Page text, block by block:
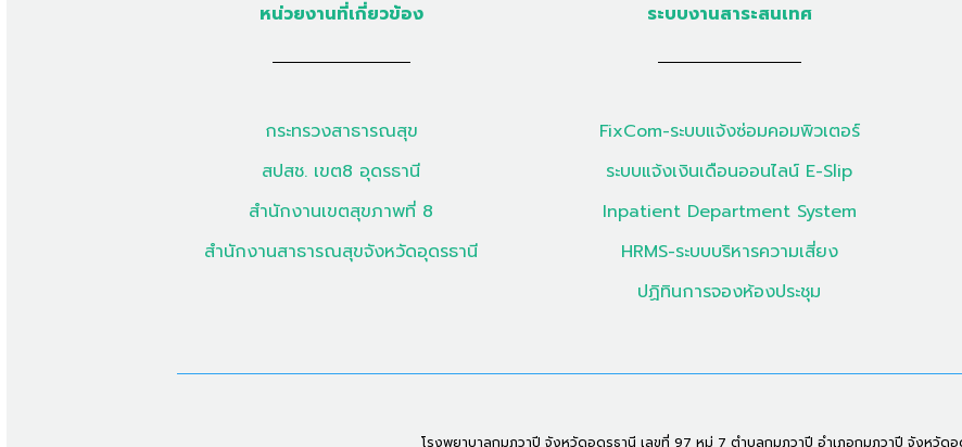
หน่วยงานที่เกี่ยวข้อง
กระทรวงสาธารณสุข
สปสช. เขต8 อุดรธานี
สำนักงานเขตสุขภาพที่ 8
สำนักงานสาธารณสุขจังหวัดอุดรธานี
ระบบงานสาระสนเทศ
FixCom-ระบบแจ้งซ่อมคอมพิวเตอร์
ระบบแจ้งเงินเดือนออนไลน์ E-Slip
Inpatient Department System
HRMS-ระบบบริหารความเสี่ยง
ปฏิทินการจองห้องประชุม
โรงพยาบาลกุมภวาปี จังหวัดอุดรธานี เลขที่ 97 หมู่ 7 ตำบลกุมภวาปี อำเภอกุมภวาปี จังหวัดอุ